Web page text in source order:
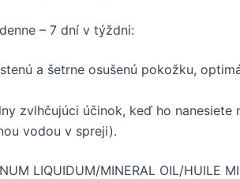
– 7 dní v týždni:
a šetrne osušenú pokožku,
zvlhčujúci účinok, keď ho nanesiete
vodou v spreji).
LIQUIDUM/MINERAL OIL/HUILE